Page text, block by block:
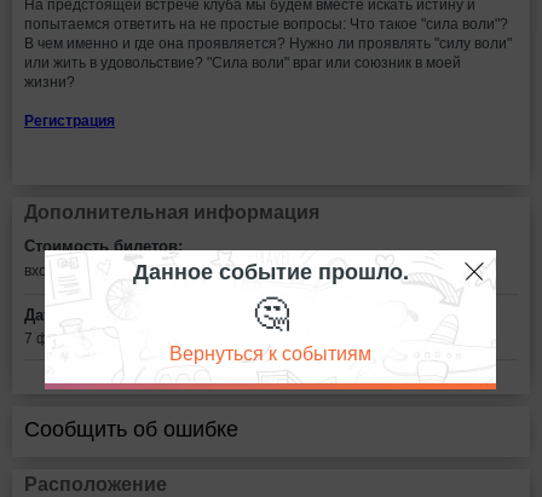
На предстоящей встрече клуба мы будем вместе искать истину и
попытаемся ответить на не простые вопросы: Что такое "сила воли"?
В чем именно и где она проявляется? Нужно ли проявлять "силу воли"
или жить в удовольствие? "Сила воли" враг или союзник в моей
жизни?
Регистрация
Дополнительная информация
Стоимость билетов:
вход свободный, по регистрации
Дата:
7 февраля в 18:30
Сообщить об ошибке
Расположение
Данное событие прошло.
🤔
Вернуться к событиям